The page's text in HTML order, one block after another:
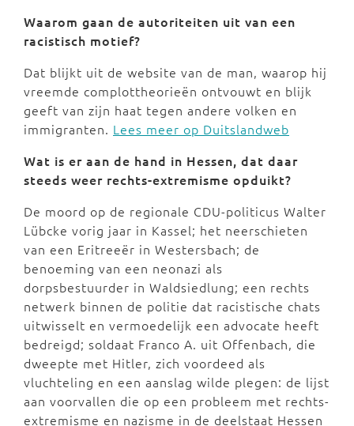
Waarom gaan de autoriteiten uit van een
racistisch motief?
Dat blijkt uit de website van de man, waarop hij
vreemde complottheorieën ontvouwt en blijk
geeft van zijn haat tegen andere volken en
immigranten. Lees meer op Duitslandweb
Wat is er aan de hand in Hessen, dat daar
steeds weer rechts-extremisme opduikt?
De moord op de regionale CDU-politicus Walter
Lübcke vorig jaar in Kassel; het neerschieten
van een Eritreeër in Westersbach; de
benoeming van een neonazi als
dorpsbestuurder in Waldsiedlung; een rechts
netwerk binnen de politie dat racistische chats
uitwisselt en vermoedelijk een advocate heeft
bedreigd; soldaat Franco A. uit Offenbach, die
dweepte met Hitler, zich voordeed als
vluchteling en een aanslag wilde plegen: de lijst
aan voorvallen die op een probleem met rechts-
extremisme en nazisme in de deelstaat Hessen